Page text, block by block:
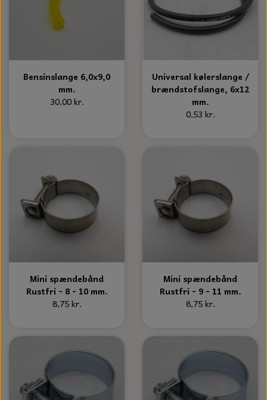
Bensinslange 6,0x9,0
mm.
30,00 kr.
Universal kølerslange /
brændstofslange, 6x12
mm.
0,53 kr.
Mini spændebånd
Rustfri - 8 - 10 mm.
8,75 kr.
Mini spændebånd
Rustfri - 9 - 11 mm.
8,75 kr.